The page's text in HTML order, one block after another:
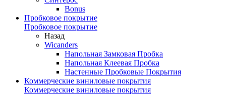
Bonus
Пробковое покрытие
Пробковое покрытие
Назад
Wicanders
Напольная Замковая Пробка
Напольная Клеевая Пробка
Настенные Пробковые Покрытия
Коммерческие виниловые покрытия
Коммерческие виниловые покрытия